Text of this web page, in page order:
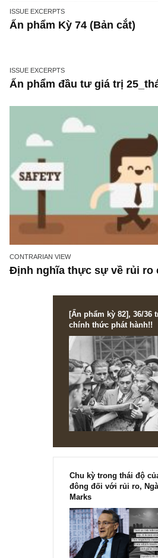
Ấn phẩm Kỳ 74 (Bản cắt)
ISSUE EXCERPTS
Ấn phẩm đầu tư giá trị
Định nghĩa thực sự về
[Ấn phẩm kỳ 82],
chính thức phát